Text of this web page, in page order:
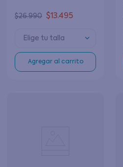
$26.990 $13.495
Elige tu talla
Agregar al carrito